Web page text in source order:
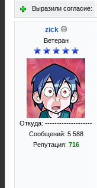
Выразили согласие:
zick
Ветеран
Откуда: --------------------
Сообщений: 5 588
Репутация: 716